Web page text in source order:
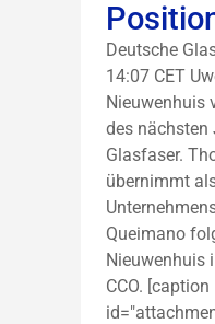
Deutsche
14:07 CET
Nieuwenhuis
des nächsten
Glasfaser.
übernimmt
Queimano
Nieuwenhuis
CCO. [caption